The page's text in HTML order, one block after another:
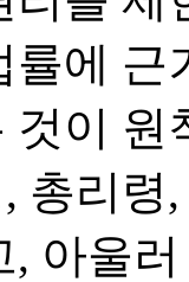
률에 근
것이 원
총리령
, 아울